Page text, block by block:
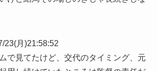
23(月)21:58:52
で見てたけど、交代のタイミング、元